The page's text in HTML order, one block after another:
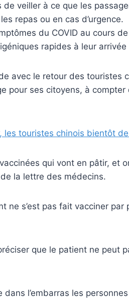
veiller à ce que les
repas ou en cas d’urgence.
du COVID au cours
rapides à leur
avec le retour des touristes
pour ses citoyens, à
les touristes chinois bientôt
qui vont en pâtir, et
la lettre des médecins.
ne s’est pas fait vacciner par
que le patient ne peut
l’embarras les